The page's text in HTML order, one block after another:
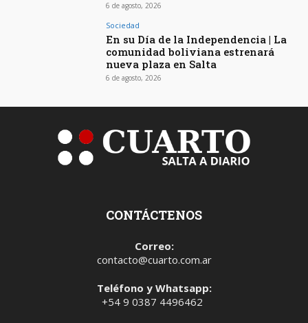
6 de agosto, 2026
Sociedad
En su Día de la Independencia | La
comunidad boliviana estrenará
nueva plaza en Salta
6 de agosto, 2026
CONTÁCTENOS
Correo:
contacto@cuarto.com.ar
Teléfono y Whatsapp:
+54 9 0387 4496462